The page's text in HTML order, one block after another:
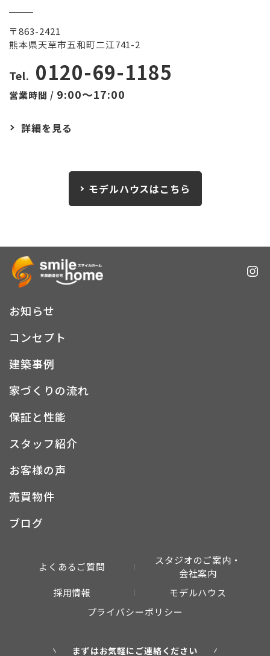
〒863-2421
熊本県天草市五和町二江741-2
Tel. 0120-69-1185
営業時間 / 9:00～17:00
詳細を見る
モデルハウスはこちら
お知らせ
コンセプト
建築事例
家づくりの流れ
保証と性能
スタッフ紹介
お客様の声
売買物件
ブログ
よくあるご質問
スタジオのご案内・
会社案内
採用情報
モデルハウス
プライバシーポリシー
まずはお気軽にご連絡ください